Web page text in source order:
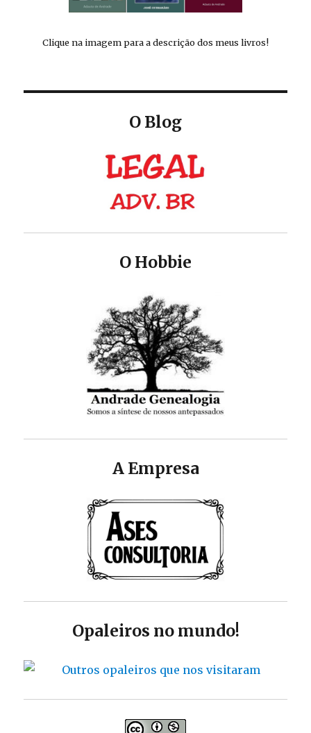
Clique na imagem para a descrição dos meus livros!
O Blog
O Hobbie
A Empresa
Opaleiros no mundo!